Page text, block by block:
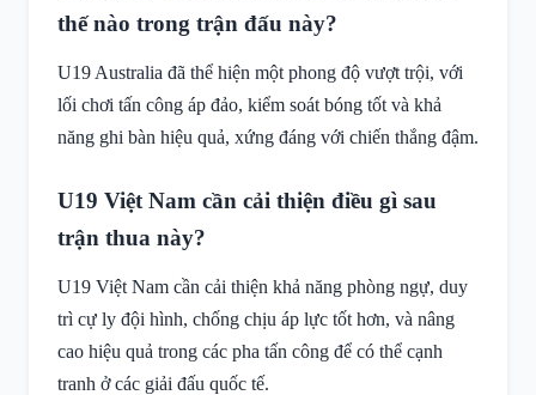
thế nào trong trận đấu này?
U19 Australia đã thể hiện một phong độ vượt trội, với
lối chơi tấn công áp đảo, kiểm soát bóng tốt và khả
năng ghi bàn hiệu quả, xứng đáng với chiến thắng đậm.
U19 Việt Nam cần cải thiện điều gì sau
trận thua này?
U19 Việt Nam cần cải thiện khả năng phòng ngự, duy
trì cự ly đội hình, chống chịu áp lực tốt hơn, và nâng
cao hiệu quả trong các pha tấn công để có thể cạnh
tranh ở các giải đấu quốc tế.